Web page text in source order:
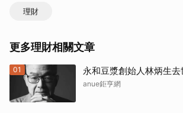
理財
更多理財相關文章
01 永和豆漿創始人林炳生去
anue鉅亨網